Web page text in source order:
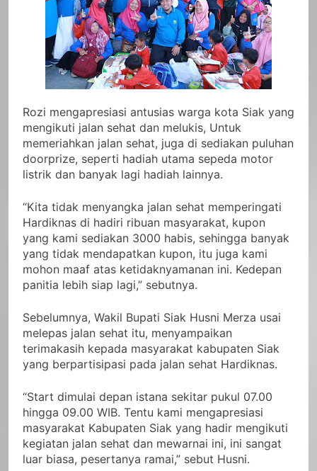
Rozi mengapresiasi antusias warga kota Siak yang
mengikuti jalan sehat dan melukis, Untuk
memeriahkan jalan sehat, juga di sediakan puluhan
doorprize, seperti hadiah utama sepeda motor
listrik dan banyak lagi hadiah lainnya.
“Kita tidak menyangka jalan sehat memperingati
Hardiknas di hadiri ribuan masyarakat, kupon
yang kami sediakan 3000 habis, sehingga banyak
yang tidak mendapatkan kupon, itu juga kami
mohon maaf atas ketidaknyamanan ini. Kedepan
panitia lebih siap lagi,” sebutnya.
Sebelumnya, Wakil Bupati Siak Husni Merza usai
melepas jalan sehat itu, menyampaikan
terimakasih kepada masyarakat kabupaten Siak
yang berpartisipasi pada jalan sehat Hardiknas.
“Start dimulai depan istana sekitar pukul 07.00
hingga 09.00 WIB. Tentu kami mengapresiasi
masyarakat Kabupaten Siak yang hadir mengikuti
kegiatan jalan sehat dan mewarnai ini, ini sangat
luar biasa, pesertanya ramai,” sebut Husni.